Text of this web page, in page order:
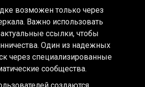
возможен только через
Важно использовать
ссылки, чтобы
Один из надежных
через специализированные
сообщества.